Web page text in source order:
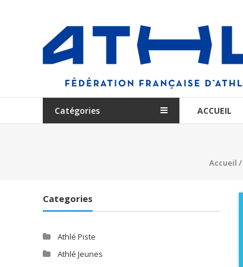
Communication
Clubs
Catégories ACCUEIL
Accueil /
Categories
Athlé Piste
Athlé Jeunes